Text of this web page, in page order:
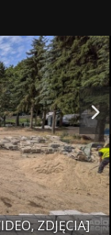
ZDJĘCIA]